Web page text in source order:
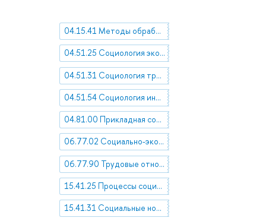
04.15.41 Методы обработки и анализа социологической информации
04.51.25 Социология экономики
04.51.31 Социология труда, профессий и занятий
04.51.54 Социология информации и коммуникации
04.81.00 Прикладная социология
06.77.02 Социально-экономические проблемы труда
06.77.90 Трудовые отношения
15.41.25 Процессы социализации
15.41.31 Социальные нормы и ценности